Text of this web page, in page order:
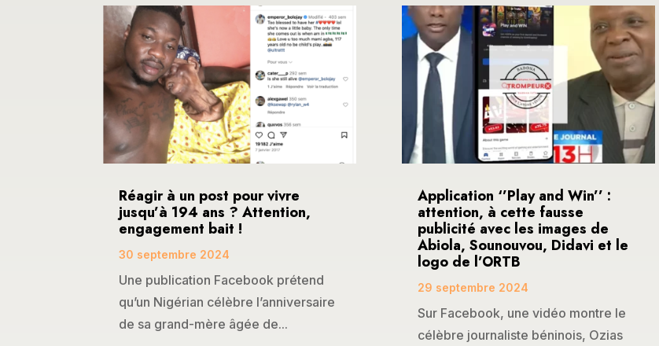
Réagir à un post pour vivre
jusqu’à 194 ans ? Attention,
engagement bait !
30 septembre 2024
Une publication Facebook prétend
qu’un Nigérian célèbre l’anniversaire
de sa grand-mère âgée de...
Application ‘’Play and Win’’ :
attention, à cette fausse
publicité avec les images de
Abiola, Sounouvou, Didavi et le
logo de l’ORTB
29 septembre 2024
Sur Facebook, une vidéo montre le
célèbre journaliste béninois, Ozias